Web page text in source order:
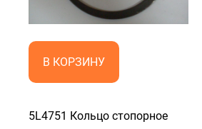
В КОРЗИНУ
5L4751 Кольцо стопорное